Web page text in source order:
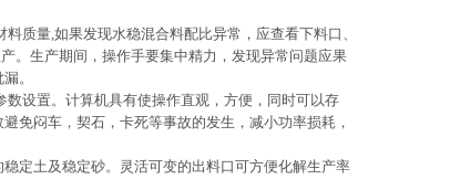
质量,如果发现水稳混合料配比异常，应查看下料口、
。生产期间，操作手要集中精力，发现异常问题应果
。
设置。计算机具有使操作直观，方便，同时可以存
免闷车，契石，卡死等事故的发生，减小功率损耗，
定土及稳定砂。灵活可变的出料口可方便化解生产率